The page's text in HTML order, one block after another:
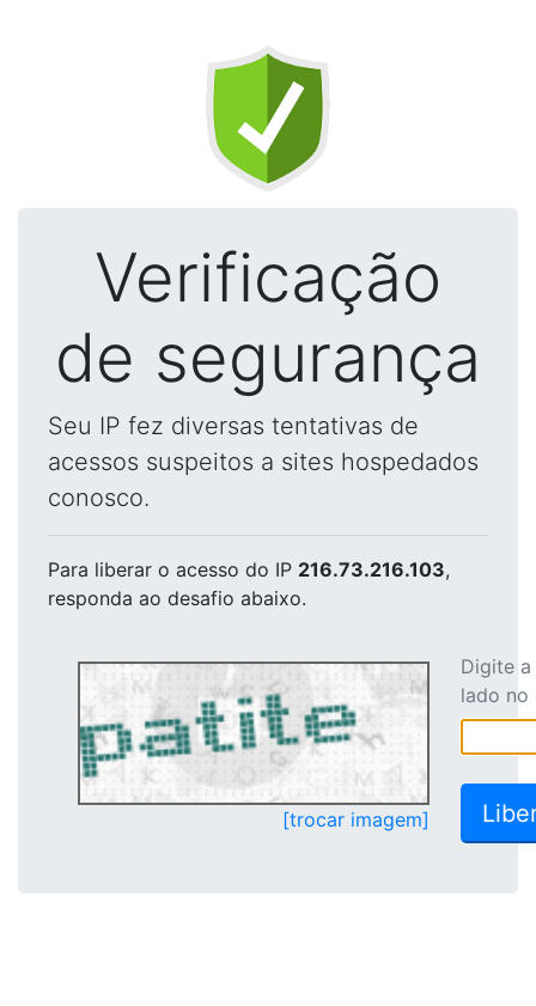
Verificação
de segurança
Seu IP fez diversas tentativas de
acessos suspeitos a sites hospedados
conosco.
Para liberar o acesso do IP 216.73.216.103,
responda ao desafio abaixo.
[trocar imagem]
Digite
lado no